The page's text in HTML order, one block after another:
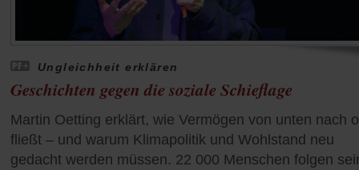
Ungleichheit erklären
Geschichten gegen die soziale Schieflage
Martin Oetting erklärt, wie Vermögen von unten nach
fließt – und warum Klimapolitik und Wohlstand neu
gedacht werden müssen. 22 000 Menschen folgen